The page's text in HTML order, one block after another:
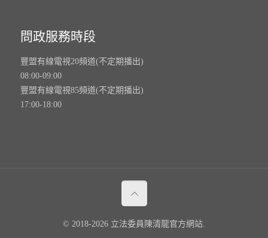
問政服務時段
豐盟有線電視20頻道(不定期播出)
08:00-09:00
豐盟有線電視85頻道(不定期播出)
17:00-18:00
© 2018-2026 立法委員陳清龍官方網站.